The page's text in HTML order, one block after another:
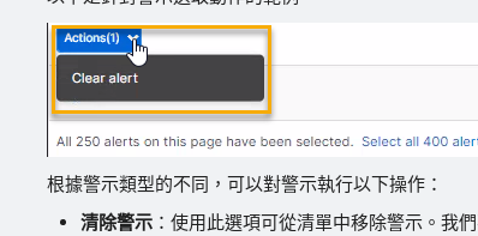
根據警示類型的不同，可以對警示執行以下操作：
清除警示 ：使用此選項可從清單中移除警示。我